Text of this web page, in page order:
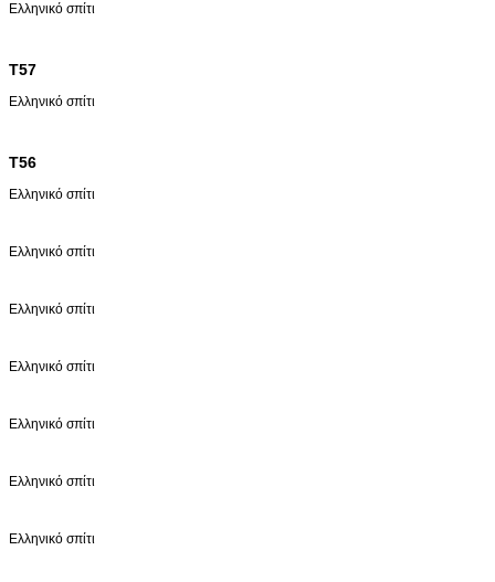
Ελληνικό σπίτι
T57
Ελληνικό σπίτι
T56
Ελληνικό σπίτι
Ελληνικό σπίτι
Ελληνικό σπίτι
Ελληνικό σπίτι
Ελληνικό σπίτι
Ελληνικό σπίτι
Ελληνικό σπίτι